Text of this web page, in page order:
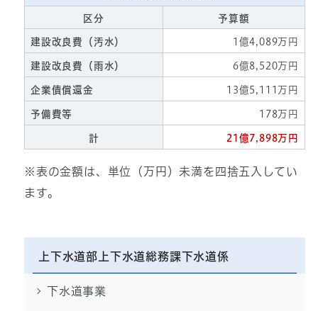
区分 予算額
建設改良費（汚水） 1億4,089万円
建設改良費（雨水） 6億8,520万円
企業債償還金 13億5,111万円
予備費等 178万円
計 21億7,898万円
※表の金額は、単位（万円）未満を四捨五入してい
ます。
上下水道部上下水道総務課下水道係
下水道事業